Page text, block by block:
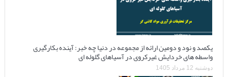
یکصد و نود و دومین ارائه از مجموعه در دنیا چه خبر: آینده بکارگیری
واسطه های خردایش غیرکروی در آسیاهای گلوله ای
دوشنبه 12 مرداد 1405